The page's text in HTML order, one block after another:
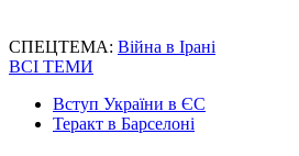
СПЕЦТЕМА: Війна в Ірані
ВСІ ТЕМИ
Вступ України в ЄС
Теракт в Барселоні